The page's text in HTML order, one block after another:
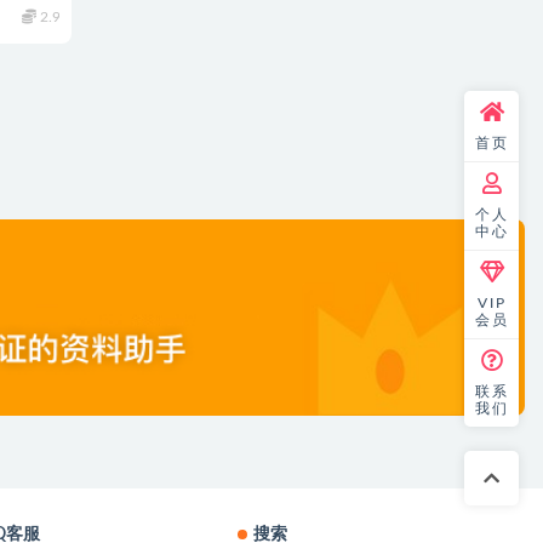
2.9
客服 搜索
首页
个人
中心
VIP
会员
联系
我们